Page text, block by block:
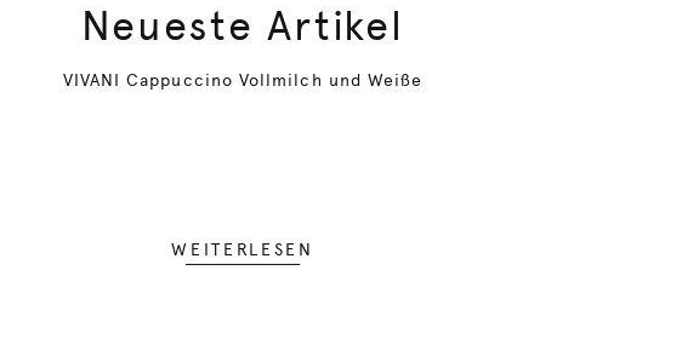
Neueste Artikel
VIVANI Cappuccino Vollmilch und Weiße
WEITERLESEN